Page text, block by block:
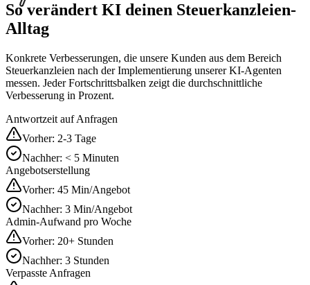
So verändert KI deinen Steuerkanzleien-
Alltag
Konkrete Verbesserungen, die unsere Kunden aus dem Bereich
Steuerkanzleien nach der Implementierung unserer KI-Agenten
messen. Jeder Fortschrittsbalken zeigt die durchschnittliche
Verbesserung in Prozent.
Antwortzeit auf Anfragen
Vorher: 2-3 Tage
Nachher: < 5 Minuten
Angebotserstellung
Vorher: 45 Min/Angebot
Nachher: 3 Min/Angebot
Admin-Aufwand pro Woche
Vorher: 20+ Stunden
Nachher: 3 Stunden
Verpasste Anfragen